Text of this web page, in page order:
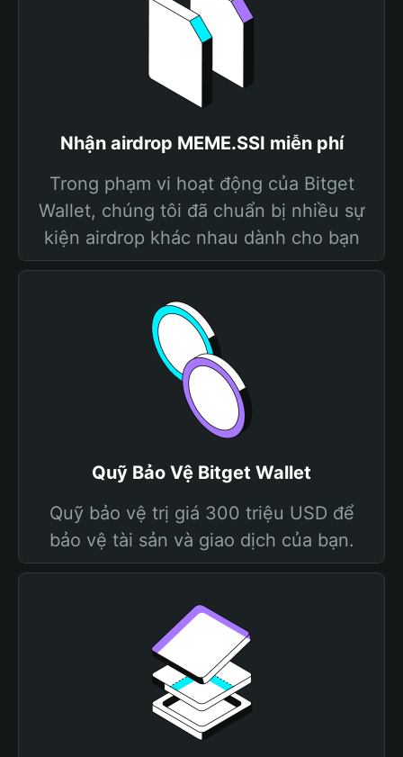
Nhận airdrop MEME.SSI miễn phí
Trong phạm vi hoạt động của Bitget
Wallet, chúng tôi đã chuẩn bị nhiều sự
kiện airdrop khác nhau dành cho bạn
Quỹ Bảo Vệ Bitget Wallet
Quỹ bảo vệ trị giá 300 triệu USD để
bảo vệ tài sản và giao dịch của bạn.